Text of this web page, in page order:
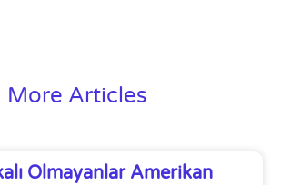
More Articles
Olmayanlar Amerikan